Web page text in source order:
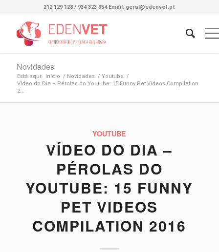
212 129 128 / 934 323 954 Email: geral@edenvet.pt
Novidades
Está aqui: Início / Novidades / Youtube /
Vídeo do Dia – Pérolas do Youtube: 15 Funny Pet Videos Compilation
2...
YOUTUBE
VÍDEO DO DIA –
PÉROLAS DO
YOUTUBE: 15 FUNNY
PET VIDEOS
COMPILATION 2016